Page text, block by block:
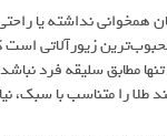
همخوانی نداشته یا
زیورآلاتی
مطابق سلیقه فرد
را متناسب با سبک،